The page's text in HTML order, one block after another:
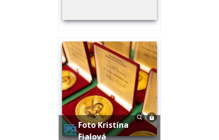
Foto Kristína
Fialová